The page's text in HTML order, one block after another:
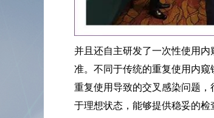
并且还自主研发了一次性使用
准。不同于传统的重复使用内
重复使用导致的交叉感染问题
于理想状态，能够提供稳妥的检